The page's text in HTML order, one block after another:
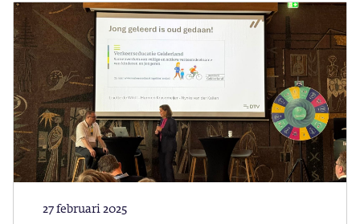
27 februari 2025